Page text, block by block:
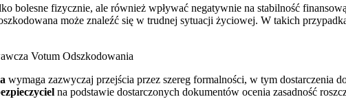
bolesne fizycznie, ale również wpływać negatywnie na stabilność
może znaleźć się w trudnej sytuacji życiowej. W takich
wymaga zazwyczaj przejścia przez szereg formalności, w tym dostarczenia
na podstawie dostarczonych dokumentów ocenia zasadność